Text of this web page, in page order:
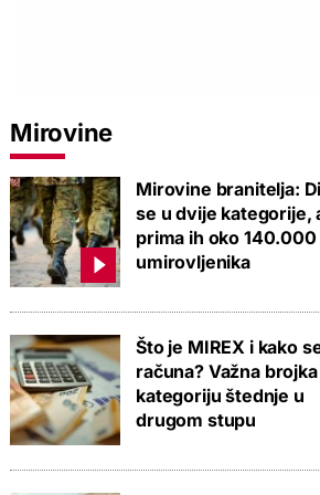
Mirovine
Mirovine branitelja:
se u dvije kategorije,
prima ih oko 140.000
umirovljenika
Što je MIREX i kako
računa? Važna
kategoriju štednje u
drugom stupu